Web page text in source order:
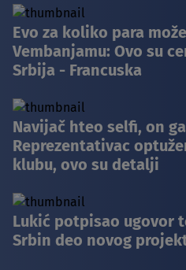
Evo za koliko para
Vembanjamu: Ovo su
Srbija - Francuska
Navijač hteo selfi, on
Reprezentativac
klubu, ovo su detalji
Lukić potpisao ugovor
Srbin deo novog